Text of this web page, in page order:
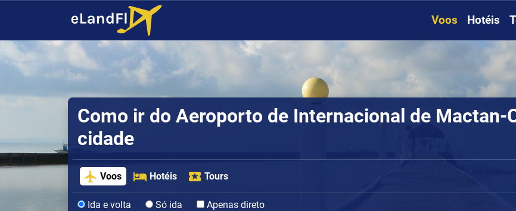
Voos Hotéis
Como ir do Aeroporto de Internacional de Mactan-
cidade
Voos Hotéis Tours
Ida e volta Só ida
Apenas direto